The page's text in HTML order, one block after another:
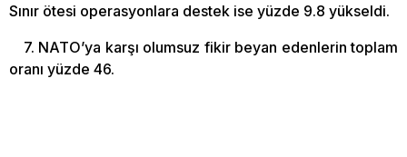
Sınır ötesi operasyonlara destek ise yüzde 9.8 yükseldi.
7. NATO’ya karşı olumsuz fikir beyan edenlerin toplam
oranı yüzde 46.